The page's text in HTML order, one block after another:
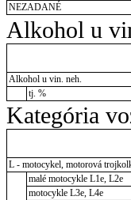
NEZADANÉ
Alkohol u
Alkohol u vin. neh.
tj. %
Kategória
L - motocykel, motorová
malé motocykle L1e, L2e
motocykle L3e, L4e